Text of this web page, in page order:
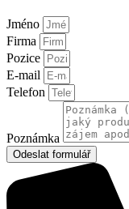
Jméno
Firma
Pozice
E-mail
Telefon
Poznámka
Odeslat formulář